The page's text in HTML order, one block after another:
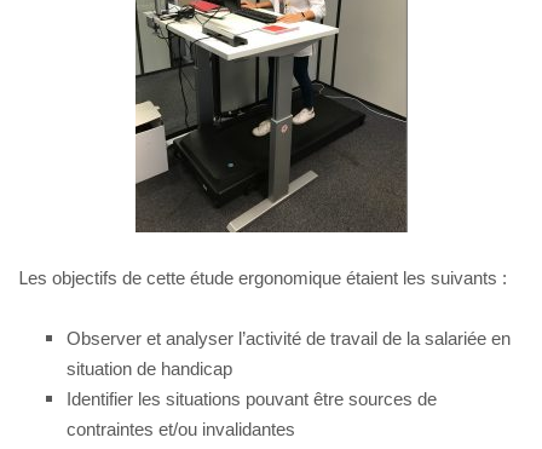
Les objectifs de cette étude ergonomique étaient les suivants :
Observer et analyser l’activité de travail de la salariée en
situation de handicap
Identifier les situations pouvant être sources de
contraintes et/ou invalidantes